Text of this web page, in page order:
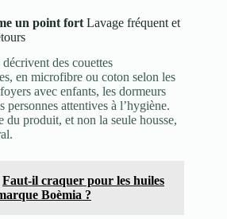
un point fort Lavage fréquent et
décrivent des couettes
en microfibre ou coton selon les
avec enfants, les dormeurs
personnes attentives à l’hygiène.
du produit, et non la seule housse,
Faut-il craquer pour les huiles
Boèmia ?